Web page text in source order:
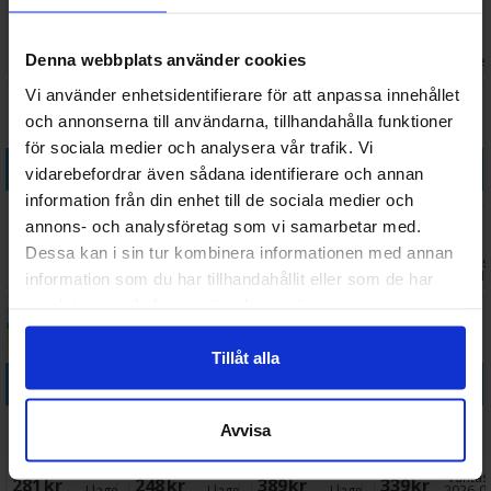
Denna webbplats använder cookies
Vi använder enhetsidentifierare för att anpassa innehållet
och annonserna till användarna, tillhandahålla funktioner
för sociala medier och analysera vår trafik. Vi
vidarebefordrar även sådana identifierare och annan
information från din enhet till de sociala medier och
annons- och analysföretag som vi samarbetar med.
Dessa kan i sin tur kombinera informationen med annan
information som du har tillhandahållit eller som de har
Tillåt alla
Avvisa
Puslemoro -
171 SEK I lager:5
Kortspel
178 SEK I lager:1529 SEK I
Köp
Stinky Pig
Brädspel
239 SEK I lager:1
Köp
Kaptein
Sabeltann
Sjørøver Ludo
- NORSK
217 SEK I lager:1
Köp
Lär dig
Barnens roliga
frågespel
288 SEK I lager:1
Köp
Boss Monster
Junior
Brädspel
298 SEK 2026-
Köp
Brädspel
281 SEK
Köp
spelet
248 SEK
Köp
Encyclopedia
Brädspel
389 SEK
Köp
Kortspel
339 SEK